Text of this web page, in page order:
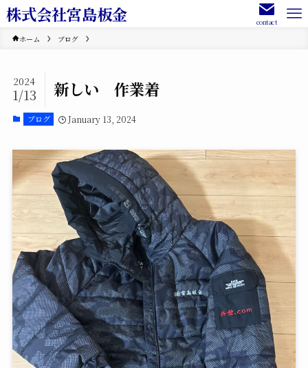
株式会社宮島板金 contact
ホーム ブログ
新しい 作業着
2024
1/13
ブログ January 13, 2024